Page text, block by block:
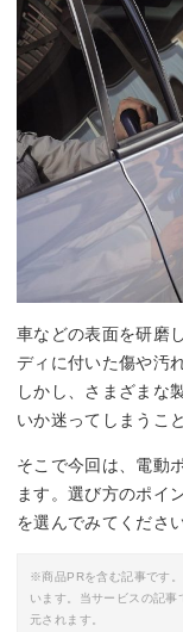
車などの表面を研磨
ディに付いた傷や汚
しかし、さまざまな
いか迷ってしまうこ
そこで今回は、電動
ます。選び方のポイ
を選んでみてください
※商品PRを含む記事です
います。当サービスの記
元されます。